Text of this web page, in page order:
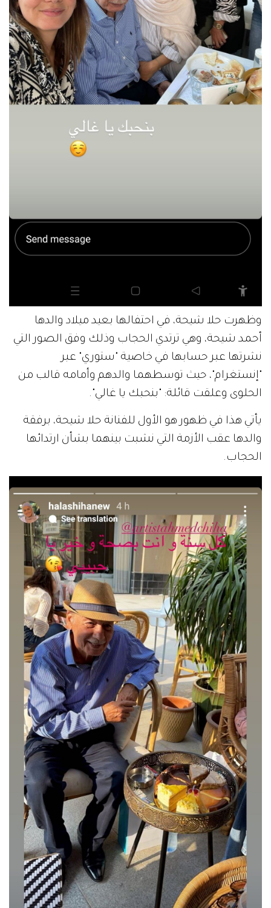
وظهرت حلا شيحة، في احتفالها بعيد ميلاد والدها
أحمد شيحة، وهي ترتدي الحجاب وذلك وفق الصور التي
نشرتها عبر حسابها في خاصية "ستوري" عبر
"إنستغرام"، حيث توسطهما والدهم وأمامه قالب من
الحلوى وعلقت قائلة: "بنحبك يا غالي".
يأتي هذا في ظهور هو الأول للفنانة حلا شيحة، برفقة
والدها عقب الأزمة التي نشبت بينهما بشأن ارتدائها
الحجاب.